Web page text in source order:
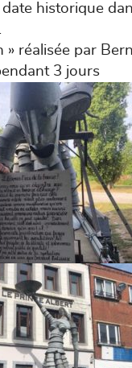
historique
réalisée par
3 jours